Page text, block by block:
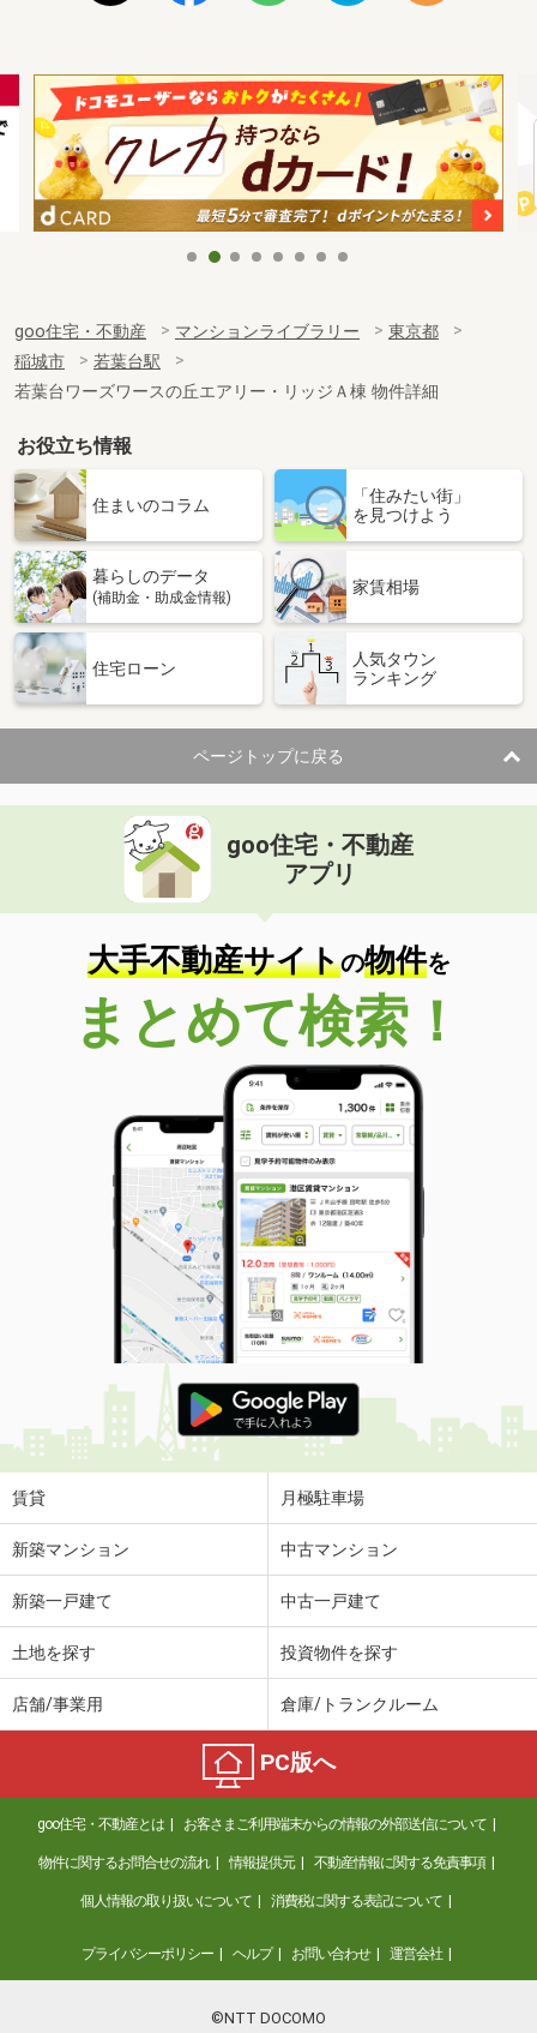
goo住宅・不動産 マンションライブラリー
東京都
稲城市
若葉台駅
若葉台ワーズワースの丘エアリー・リッジＡ棟 物件詳細
お役立ち情報
住まいのコラム
「住みたい街」
を見つけよう
暮らしのデータ
(補助金・助成金情報)
家賃相場
住宅ローン
人気タウン
ランキング
ページトップに戻る
goo住宅・不動産
アプリ
大手不動産サイトの物件を
まとめて検索！
賃貸 月極駐車場
新築マンション 中古マンション
新築一戸建て 中古一戸建て
土地を探す 投資物件を探す
店舗/事業用 倉庫/トランクルーム
PC版へ
goo住宅・不動産とは お客さまご利用端末からの情報の外部送信について
物件に関するお問合せの流れ 情報提供元 不動産情報に関する免責事項
個人情報の取り扱いについて 消費税に関する表記について
プライバシーポリシー ヘルプ お問い合わせ 運営会社
©NTT DOCOMO